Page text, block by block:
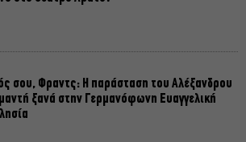
σου, Φραντς: Η παράσταση του Αλέξανδρου
ξανά στην Γερμανόφωνη Ευαγγελική